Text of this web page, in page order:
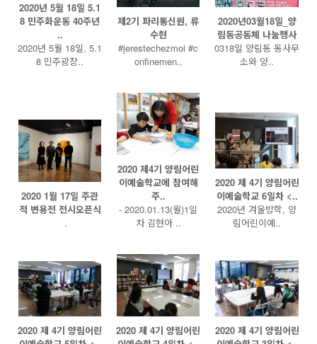
2020년 5월 18일 5.1
8 민주화운동 40주년
..
2020년 5월 18일, 5.1
8 민주광장..
제2기 파리통신원, 류
수현
#jerestechezmoi #c
onfinemen..
2020년03월18일_양
림동공동체 나눔행사
0318일 양림동 동사무
소와 양..
2020 1월 17일 주관
적 변용전 전시오픈식
.
2020 제4기 양림어린
이예술학교에 참여해
주..
- 2020.01.13(월)1일
차 김현아 ..
2020 제 4기 양림어린
이예술학교 6일차 <..
2020년 겨울방학, 양
림어린이예..
2020 제 4기 양림어린
2020 제 4기 양림어린
2020 제 4기 양림어린